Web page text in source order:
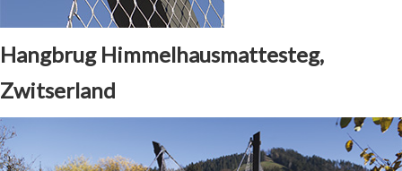
Hangbrug Himmelhausmattesteg,
Zwitserland